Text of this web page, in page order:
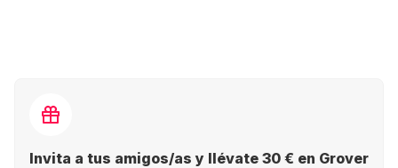
Invita a tus amigos/as y llévate 30 € en Grover